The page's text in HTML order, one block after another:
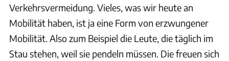
Verkehrsvermeidung. Vieles, was wir heute an
Mobilität haben, ist ja eine Form von erzwungener
Mobilität. Also zum Beispiel die Leute, die täglich im
Stau stehen, weil sie pendeln müssen. Die freuen sich